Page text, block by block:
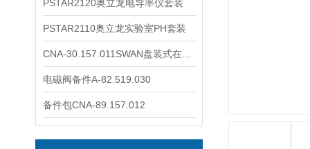
PSTAR2120奥立龙电导率仪套装
PSTAR2110奥立龙实验室PH套装
电磁阀备件A-82.519.030
备件包CNA-89.157.012